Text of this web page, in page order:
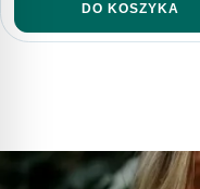
DO KOSZYKA